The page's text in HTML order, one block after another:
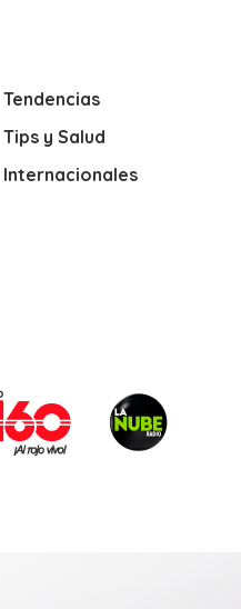
Tendencias
Tips y Salud
Internacionales